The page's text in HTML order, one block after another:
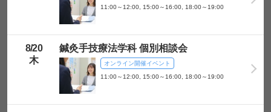
メールアドレス
11:00～12:00, 15:00～16:00, 18:00～19:00
8/20
木
鍼灸手技療法学科 個別相談会
オンライン開催イベント
11:00～12:00, 15:00～16:00, 18:00～19:00